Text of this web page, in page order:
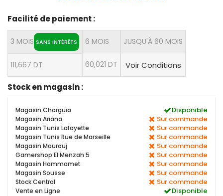
Facilité de paiement :
3 MOIS SANS INTÉRÊTS
111,667 DT
6 MOIS
60,021 DT
JUSQU'À 60 MOIS
Voir Conditions
Stock en magasin :
Magasin Charguia Disponible
Magasin Ariana Sur commande
Magasin Tunis Lafayette Sur commande
Magasin Tunis Rue de Marseille Sur commande
Magasin Mourouj Sur commande
Gamershop El Menzah 5 Sur commande
Magasin Hammamet Sur commande
Magasin Sousse Sur commande
Stock Central Sur commande
Vente en Ligne Disponible